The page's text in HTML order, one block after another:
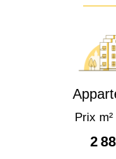
Prix
2